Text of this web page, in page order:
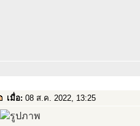
เมื่อ: 08 ส.ค. 2022, 13:25